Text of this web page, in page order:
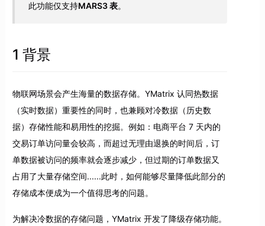
此功能仅支持MARS3 表。
1 背景
物联网场景会产生海量的数据存储。YMatrix 认同热数据
（实时数据）重要性的同时，也兼顾对冷数据（历史数
据）存储性能和易用性的挖掘。例如：电商平台 7 天内的
交易订单访问量会较高，而超过无理由退换的时间后，订
单数据被访问的频率就会逐步减少，但过期的订单数据又
占用了大量存储空间......此时，如何能够尽量降低此部分的
存储成本便成为一个值得思考的问题。
为解决冷数据的存储问题，YMatrix 开发了降级存储功能。